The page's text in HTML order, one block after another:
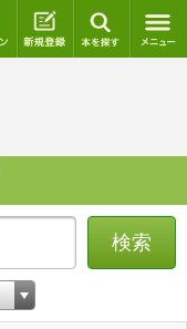
ログイン 新規登録
検索